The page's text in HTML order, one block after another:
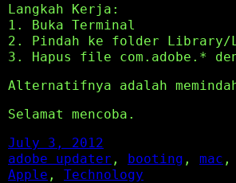
Langkah Kerja:
1. Buka Terminal
2. Pindah ke folder Library/
3. Hapus file com.adobe.*
Alternatifnya adalah
Selamat mencoba.
July 3, 2012
adobe updater , booting , mac ,
Apple , Technology